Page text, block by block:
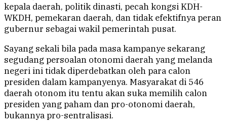
kepala daerah, politik dinasti, pecah kongsi KDH-
WKDH, pemekaran daerah, dan tidak efektifnya peran
gubernur sebagai wakil pemerintah pusat.
Sayang sekali bila pada masa kampanye sekarang
segudang persoalan otonomi daerah yang melanda
negeri ini tidak diperdebatkan oleh para calon
presiden dalam kampanyenya. Masyarakat di 546
daerah otonom itu tentu akan suka memilih calon
presiden yang paham dan pro-otonomi daerah,
bukannya pro-sentralisasi.